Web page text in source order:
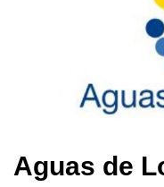
Aguas de